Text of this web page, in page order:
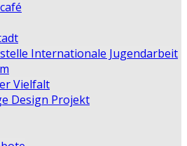
Internationale Jugendarbeit
Vielfalt
Design Projekt